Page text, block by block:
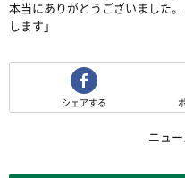
本当にありがとうございました
します」
シェアする
ニュ